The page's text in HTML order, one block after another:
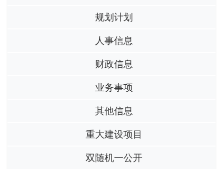
规划计划
人事信息
财政信息
业务事项
其他信息
重大建设项目
双随机一公开